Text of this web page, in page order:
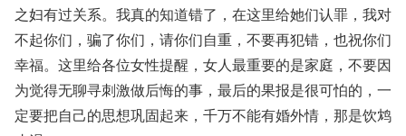
之妇有过关系。我真的知道错了，在这里给她们认罪，我对
不起你们，骗了你们，请你们自重，不要再犯错，也祝你们
幸福。这里给各位女性提醒，女人最重要的是家庭，不要因
为觉得无聊寻刺激做后悔的事，最后的果报是很可怕的，一
定要把自己的思想巩固起来，千万不能有婚外情，那是饮鸩